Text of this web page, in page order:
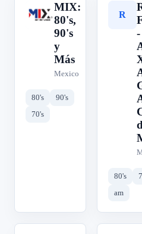
M
MIX:
80's,
90's
y
Más
Mexico
80's
90's
70's
R
80's
am